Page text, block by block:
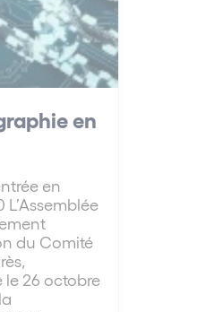
en
en
du Comité
le 26 octobre